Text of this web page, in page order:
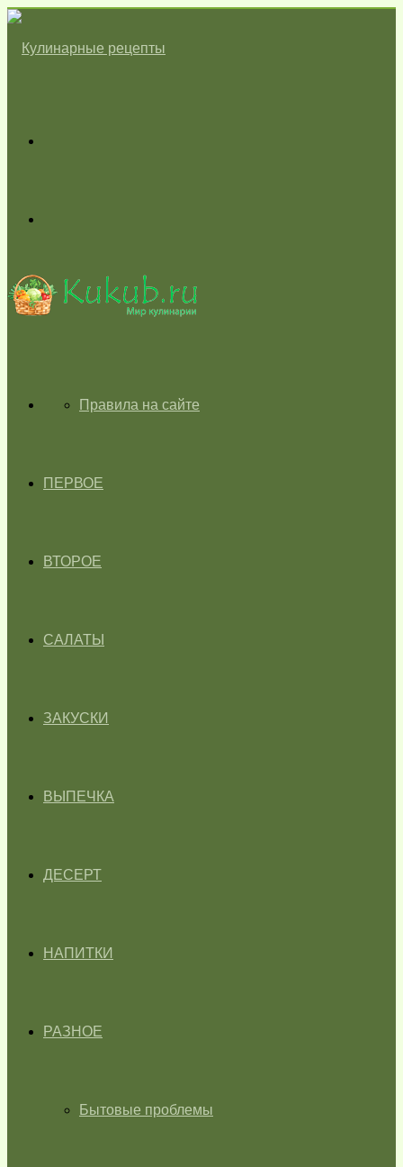
skin
ГЛАВНАЯПравила на сайте
ПЕРВОЕ
ВТОРОЕ
САЛАТЫ
ЗАКУСКИ
ВЫПЕЧКА
ДЕСЕРТ
НАПИТКИ
РАЗНОЕ
Бытовые проблемы